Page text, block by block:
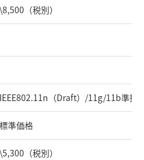
\8,500（税別）
IEEE802.11n（Draft）/11g/11b準拠
標準価格
\5,300（税別）